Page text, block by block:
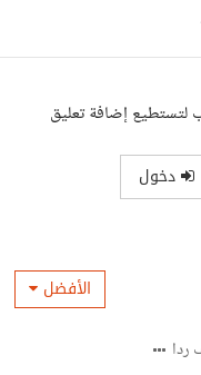
إضافة تعليق
دخول
الأفضل